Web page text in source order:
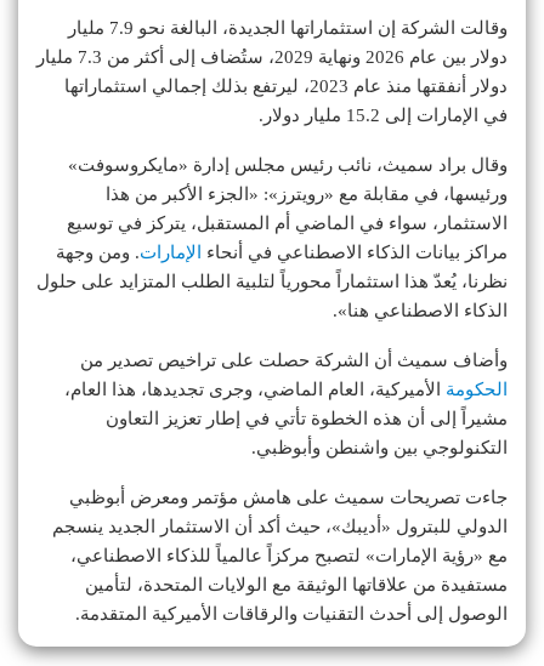
وقالت الشركة إن استثماراتها الجديدة، البالغة نحو 7.9 مليار
دولار بين عام 2026 ونهاية 2029، ستُضاف إلى أكثر من 7.3 مليار
دولار أنفقتها منذ عام 2023، ليرتفع بذلك إجمالي استثماراتها
في الإمارات إلى 15.2 مليار دولار.
وقال براد سميث، نائب رئيس مجلس إدارة «مايكروسوفت»
ورئيسها، في مقابلة مع «رويترز»: «الجزء الأكبر من هذا
الاستثمار، سواء في الماضي أم المستقبل، يتركز في توسيع
مراكز بيانات الذكاء الاصطناعي في أنحاء
الإمارات. ومن وجهة
نظرنا، يُعدّ هذا استثماراً محورياً لتلبية الطلب المتزايد على حلول
الذكاء الاصطناعي هنا».
وأضاف سميث أن الشركة حصلت على تراخيص تصدير من
الحكومة الأميركية، العام الماضي، وجرى تجديدها، هذا العام،
مشيراً إلى أن هذه الخطوة تأتي في إطار تعزيز التعاون
التكنولوجي بين واشنطن وأبوظبي.
جاءت تصريحات سميث على هامش مؤتمر ومعرض أبوظبي
الدولي للبترول «أديبك»، حيث أكد أن الاستثمار الجديد ينسجم
مع «رؤية الإمارات» لتصبح مركزاً عالمياً للذكاء الاصطناعي،
مستفيدة من علاقاتها الوثيقة مع الولايات المتحدة، لتأمين
الوصول إلى أحدث التقنيات والرقاقات الأميركية المتقدمة.